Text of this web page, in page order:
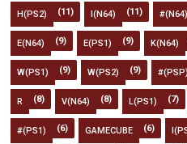
H(PS2) (11) I(N64) (11) #(N64)
E(N64) (9) E(PS1) (9) K(N64)
W(PS1) (9) W(PS2) (9) #(PSP)
R (8) V(N64) (8) L(PS1) (7)
#(PS1) (6) GAMECUBE (6)